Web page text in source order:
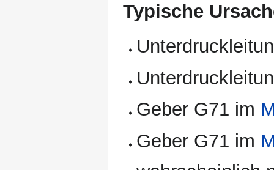
Typische
Geber G71 im
Geber G71 im